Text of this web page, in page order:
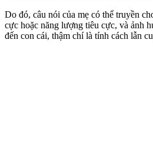
Do đó, câu nói của mẹ có thể truyền
cực hoặc năng lượng tiêu cực, và ảnh
đến con cái, thậm chí là tính cách lẫn